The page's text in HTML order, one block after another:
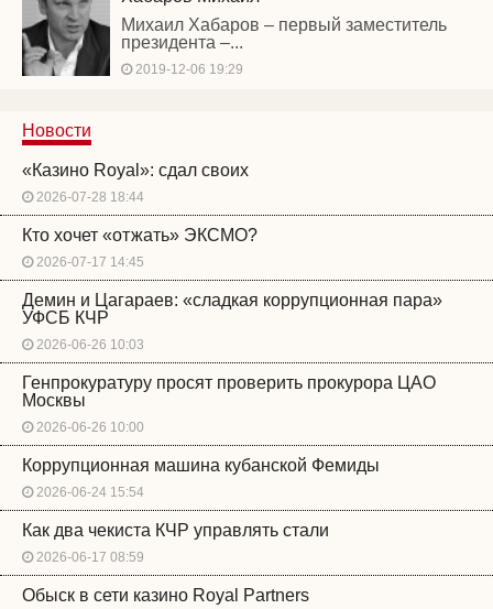
Михаил Хабаров – первый заместитель
президента –...
2019-12-06 19:29
Новости
«Казино Royal»: сдал своих
2026-07-28 18:44
Кто хочет «отжать» ЭКСМО?
2026-07-17 14:45
Демин и Цагараев: «сладкая коррупционная пара»
УФСБ КЧР
2026-06-26 10:03
Генпрокуратуру просят проверить прокурора ЦАО
Москвы
2026-06-26 10:00
Коррупционная машина кубанской Фемиды
2026-06-24 15:54
Как два чекиста КЧР управлять стали
2026-06-17 08:59
Обыск в сети казино Royal Partners